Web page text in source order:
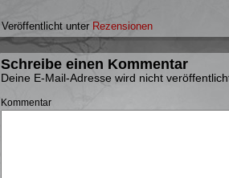
Veröffentlicht unter Rezensionen
Schreibe einen Kommentar
Deine E-Mail-Adresse wird nicht
Kommentar